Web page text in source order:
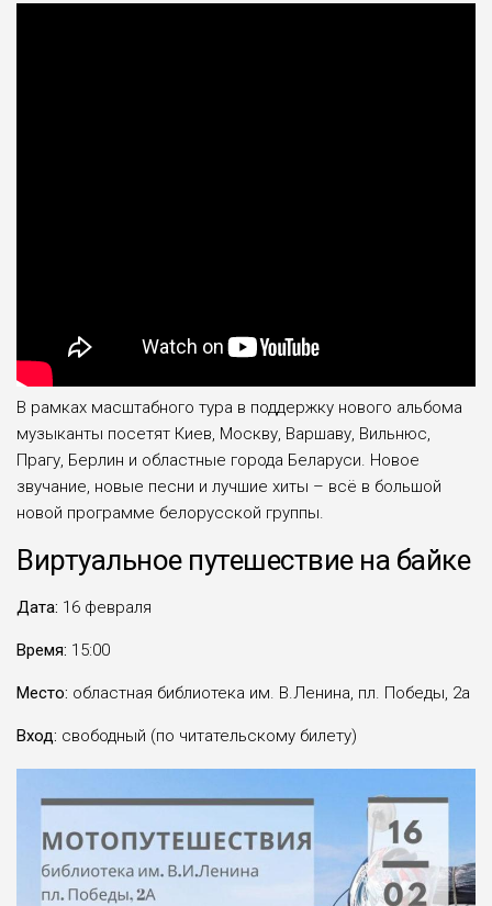
В рамках масштабного тура в поддержку нового альбома
музыканты посетят Киев, Москву, Варшаву, Вильнюс,
Прагу, Берлин и областные города Беларуси. Новое
звучание, новые песни и лучшие хиты – всё в большой
новой программе белорусской группы.
Виртуальное путешествие на байке
Дата: 16 февраля
Время: 15:00
Место: областная библиотека им. В.Ленина, пл. Победы, 2а
Вход: свободный (по читательскому билету)